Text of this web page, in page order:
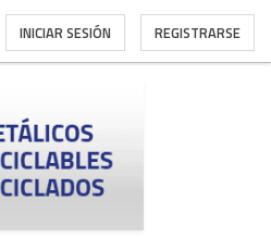
INICIAR SESIÓN REGISTRARSE